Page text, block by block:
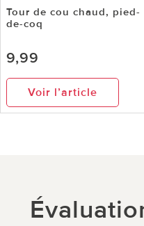
Tour de cou chaud, pied-
de-coq
9,99
Voir l’article